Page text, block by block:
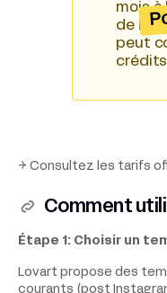
mois à
de
peut
→ Consultez les tarifs
Comment
Étape 1: Choisir un
Lovart propose des
courants (post